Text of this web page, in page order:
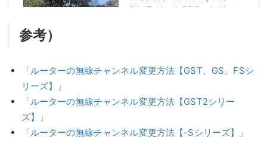
参考）
「ルーターの無線チャンネル変更方法【GST、GS、FSシ
リーズ】」
「ルーターの無線チャンネル変更方法【GST2シリー
ズ】」
「ルーターの無線チャンネル変更方法【-Sシリーズ】」